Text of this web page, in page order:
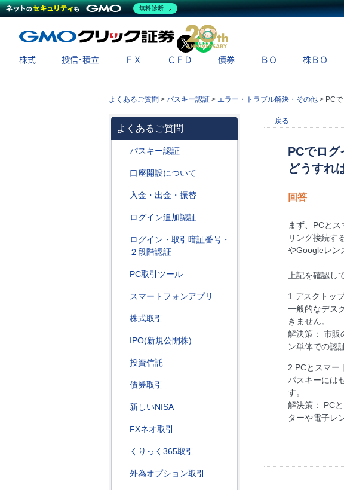
X
株式 投信・積立 ＦＸ ＣＦＤ 債券 ＢＯ 株ＢＯ
よくあるご質問 > パスキー認証 > エラー・トラブル解決・その他 > PCでロ
よくあるご質問
パスキー認証
口座開設について
入金・出金・振替
ログイン追加認証
ログイン・取引暗証番号・
２段階認証
PC取引ツール
スマートフォンアプリ
株式取引
IPO(新規公開株)
投資信託
債券取引
新しいNISA
FXネオ取引
くりっく365取引
外為オプション取引
戻る
PCでロ
どうすれ
回答
まず、PCと
リング接続す
やGoogleレン
上記を確認し
1.デスクトッ
一般的なデス
きません。
解決策： 市販
ン単体での認
2.PCとスマー
パスキーには
す。
解決策： PC
ターや電子レ
無料診断